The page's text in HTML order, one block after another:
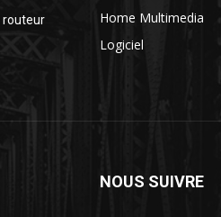
routeur
Home Multimedia
Logiciel
NOUS SUIVRE